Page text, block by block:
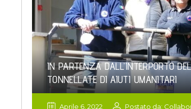
IN PARTENZA DALL’INTERPORTO
TONNELLATE DI AIUTI UMANITARI
Aprile 6, 2022 Postato da: